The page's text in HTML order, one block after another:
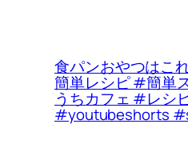
食パンおやつはこ
簡単レシピ #簡単
うちカフェ #レシ
#youtubeshorts